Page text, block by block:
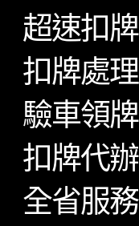
超速扣牌
扣牌處理
驗車領牌
扣牌代辦
全省服務